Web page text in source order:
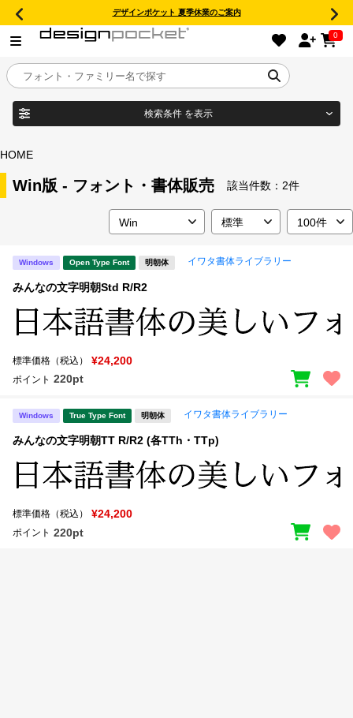
デザインポケット 夏季休業のご案内
0
目的別フォントガイド
年間ライセンス商品
キャンペーン一覧
新着一覧
マイページ
お気に入り
検索条件 を表示
フォント形式
宋朝体
教科書体 行書体
江戸文字
HOME
Win版 - フォント・書体販売 該当件数： 2件
Windows Open Type Font 明朝体 イワタ書体ライブラリー
みんなの文字明朝Std R/R2
標準価格（税込） ¥24,200
ポイント 220pt
Windows True Type Font 明朝体 イワタ書体ライブラリー
みんなの文字明朝TT R/R2 (各TTh・TTp)
標準価格（税込） ¥24,200
ポイント 220pt